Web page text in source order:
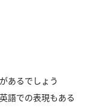
あるでしょう
語での表現もある